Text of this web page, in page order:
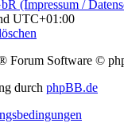
(Impressum /
UTC+01:00
Forum Software ©
durch phpBB.de